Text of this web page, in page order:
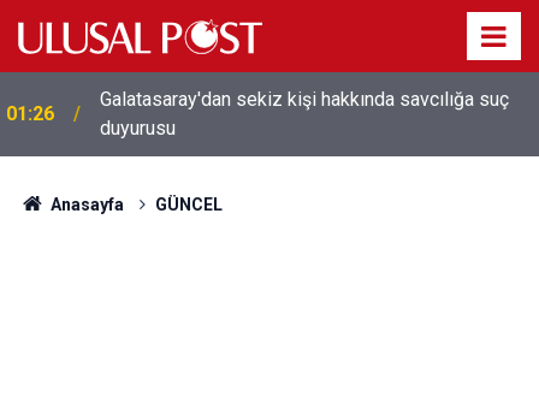
01:26
Galatasaray'dan sekiz kişi hakkında savcılığa suç
duyurusu
Anasayfa GÜNCEL